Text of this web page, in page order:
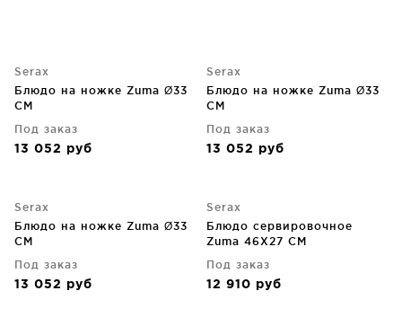
Serax
Блюдо на ножке Zuma Ø33
CM
Под заказ
13 052 руб
Serax
Блюдо на ножке Zuma Ø33
CM
Под заказ
13 052 руб
Serax
Блюдо на ножке Zuma Ø33
CM
Под заказ
13 052 руб
Serax
Блюдо сервировочное
Zuma 46X27 CM
Под заказ
12 910 руб